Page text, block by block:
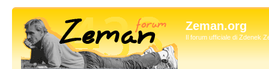
Zeman.org
Il forum ufficiale di Zdenek